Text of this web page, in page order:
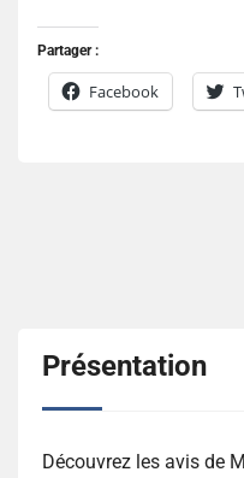
Partager :
Facebook
Présentation
Découvrez les avis de